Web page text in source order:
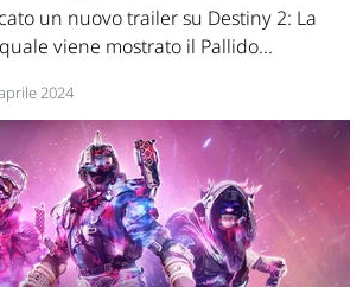
un nuovo trailer su Destiny 2: La
viene mostrato il Pallido...
2024